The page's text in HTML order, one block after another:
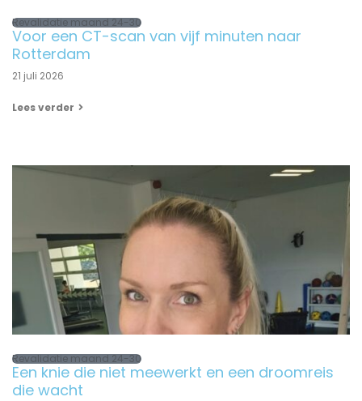
Revalidatie maand 24-30
Voor een CT-scan van vijf minuten naar
Rotterdam
21 juli 2026
Lees verder
Revalidatie maand 24-30
Een knie die niet meewerkt en een droomreis
die wacht